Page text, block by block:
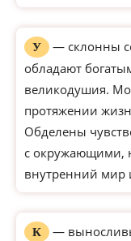
У
— склонны
обладают
великодушия.
протяжении
Обделены
с окружающими,
внутренний мир
К —